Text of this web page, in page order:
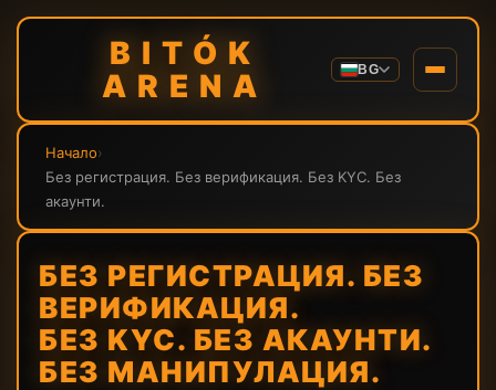
BITÓK
ARENA
BG
Начало›
Без регистрация. Без верификация. Без KYC. Без
акаунти.
БЕЗ РЕГИСТРАЦИЯ. БЕЗ
ВЕРИФИКАЦИЯ.
БЕЗ KYC. БЕЗ АКАУНТИ.
БЕЗ МАНИПУЛАЦИЯ.